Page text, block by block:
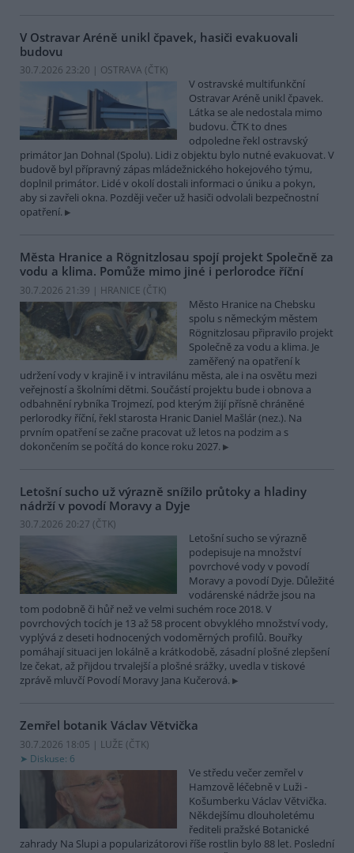
V Ostravar Aréně unikl čpavek, hasiči evakuovali
budovu
30.7.2026 23:20 | OSTRAVA (ČTK)
V ostravské multifunkční
Ostravar Aréně unikl čpavek.
Látka se ale nedostala mimo
budovu. ČTK to dnes
odpoledne řekl ostravský
primátor Jan Dohnal (Spolu). Lidi z objektu bylo nutné evakuovat. V
budově byl přípravný zápas mládežnického hokejového týmu,
doplnil primátor. Lidé v okolí dostali informaci o úniku a pokyn,
aby si zavřeli okna. Později večer už hasiči odvolali bezpečnostní
opatření.
Města Hranice a Rögnitzlosau spojí projekt Společně za
vodu a klima. Pomůže mimo jiné i perlorodce říční
30.7.2026 21:39 | HRANICE (ČTK)
Město Hranice na Chebsku
spolu s německým městem
Rögnitzlosau připravilo projekt
Společně za vodu a klima. Je
zaměřený na opatření k
udržení vody v krajině i v intravilánu města, ale i na osvětu mezi
veřejností a školními dětmi. Součástí projektu bude i obnova a
odbahnění rybníka Trojmezí, pod kterým žijí přísně chráněné
perlorodky říční, řekl starosta Hranic Daniel Mašlár (nez.). Na
prvním opatření se začne pracovat už letos na podzim a s
dokončením se počítá do konce roku 2027.
Letošní sucho už výrazně snížilo průtoky a hladiny
nádrží v povodí Moravy a Dyje
30.7.2026 20:27 (ČTK)
Letošní sucho se výrazně
podepisuje na množství
povrchové vody v povodí
Moravy a povodí Dyje. Důležité
vodárenské nádrže jsou na
tom podobně či hůř než ve velmi suchém roce 2018. V
povrchových tocích je 13 až 58 procent obvyklého množství vody,
vyplývá z deseti hodnocených vodoměrných profilů. Bouřky
pomáhají situaci jen lokálně a krátkodobě, zásadní plošné zlepšení
lze čekat, až přijdou trvalejší a plošné srážky, uvedla v tiskové
zprávě mluvčí Povodí Moravy Jana Kučerová.
Zemřel botanik Václav Větvička
30.7.2026 18:05 | LUŽE (ČTK)
Diskuse: 6
Ve středu večer zemřel v
Hamzově léčebně v Luži -
Košumberku Václav Větvička.
Někdejšímu dlouholetému
řediteli pražské Botanické
zahrady Na Slupi a popularizátorovi říše rostlin bylo 88 let. Poslední